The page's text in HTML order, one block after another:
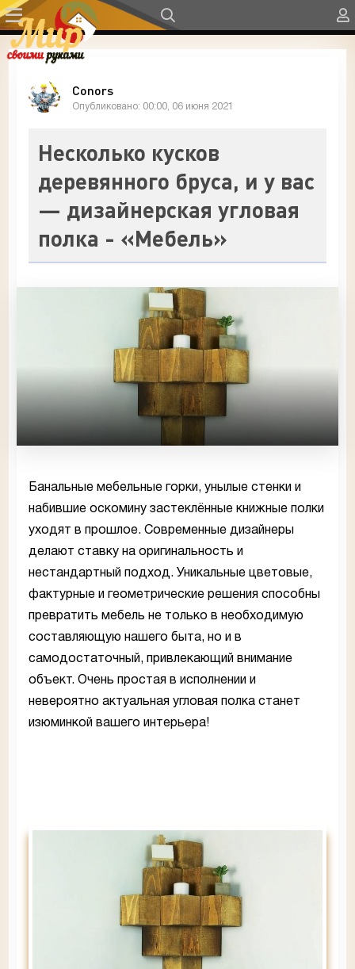
Conors
Опубликовано: 00:00, 06 июня 2021
Несколько кусков
деревянного бруса, и у вас
— дизайнерская угловая
полка - «Мебель»
Банальные мебельные горки, унылые стенки и
набившие оскомину застеклённые книжные полки
уходят в прошлое. Современные дизайнеры
делают ставку на оригинальность и
нестандартный подход. Уникальные цветовые,
фактурные и геометрические решения способны
превратить мебель не только в необходимую
составляющую нашего быта, но и в
самодостаточный, привлекающий внимание
объект. Очень простая в исполнении и
невероятно актуальная угловая полка станет
изюминкой вашего интерьера!